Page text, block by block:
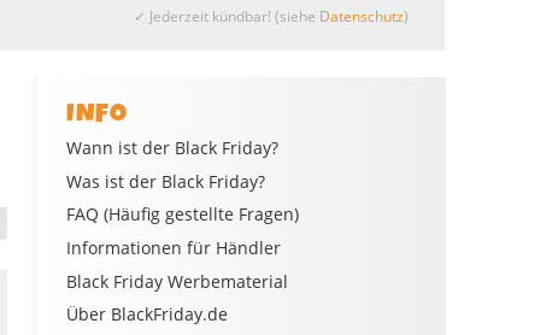
✓ Jederzeit kündbar! (siehe Datenschutz)
INFO
Wann ist der Black Friday?
Was ist der Black Friday?
FAQ (Häufig gestellte Fragen)
Informationen für Händler
Black Friday Werbematerial
Über BlackFriday.de